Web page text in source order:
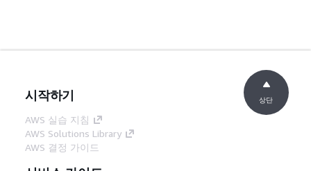
시작하기
AWS 실습 지침
AWS Solutions Library
AWS 결정 가이드
상단